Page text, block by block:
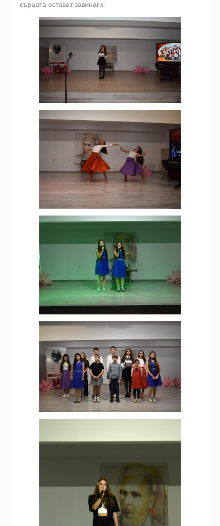
сърцата остават завинаги.